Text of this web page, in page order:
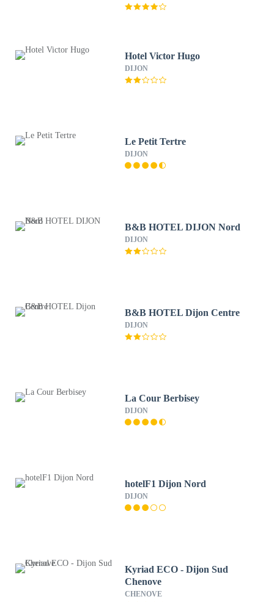
Hotel Victor Hugo
DIJON
Le Petit Tertre
DIJON
B&B HOTEL DIJON Nord
DIJON
B&B HOTEL Dijon Centre
DIJON
La Cour Berbisey
DIJON
hotelF1 Dijon Nord
DIJON
Kyriad ECO - Dijon Sud
Chenove
CHENOVE